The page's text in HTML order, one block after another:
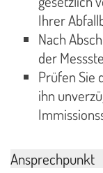
Ihrer
Nach
der
Prüfen Sie
ihn
Ansprechpunkt